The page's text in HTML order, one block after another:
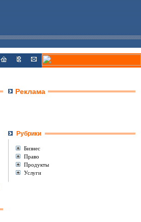
Реклама
Рубрики
Бизнес
Право
Продукты
Услуги